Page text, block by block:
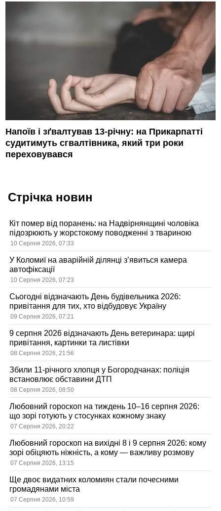
Напоїв і зґвалтував 13-річну: на Прикарпатті
судитимуть сгвалтівника, який три роки
переховувався
Стрічка новин
Кіт помер від поранень: на Надвірнянщині чоловіка
підозрюють у жорстокому поводженні з твариною
10 Серпня 2026, 07:33
У Коломиї на аварійній ділянці з’явиться камера
автофіксації
10 Серпня 2026, 07:23
Сьогодні відзначають День будівельника 2026:
привітання для тих, хто відбудовує Україну
09 Серпня 2026, 07:21
9 серпня 2026 відзначають День ветеринара: щирі
привітання, картинки та листівки
08 Серпня 2026, 21:56
Збили 11-річного хлопця у Богородчанах: поліція
встановлює обставини ДТП
08 Серпня 2026, 08:50
Любовний гороскоп на тиждень 10–16 серпня 2026:
що зорі готують у стосунках кожному знаку
07 Серпня 2026, 20:22
Любовний гороскоп на вихідні 8 і 9 серпня 2026: кому
зорі обіцяють ніжність, а кому — важливу розмову
07 Серпня 2026, 13:15
Ще двоє видатних коломиян стали почесними
громадянами міста
07 Серпня 2026, 10:59